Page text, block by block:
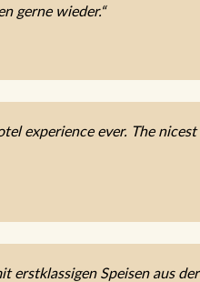
gerne wieder.“
experience ever. The
erstklassigen Speisen aus